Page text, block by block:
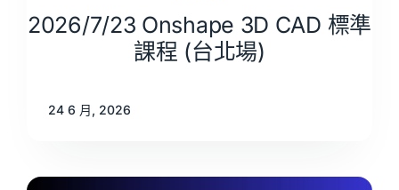
2026/7/23 Onshape 3D CAD 標準
課程 (台北場)
24 6 月, 2026